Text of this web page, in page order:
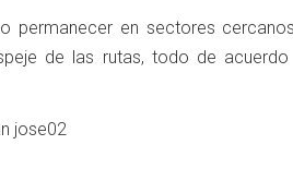
permanecer en sectores
de las rutas, todo de